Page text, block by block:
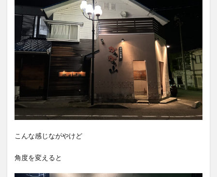
こんな感じながやけど
角度を変えると